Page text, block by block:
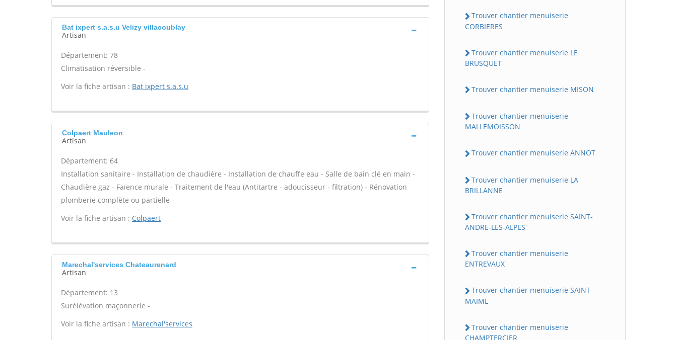
Bat ixpert s.a.s.u Velizy villacoublay
Artisan
Département: 78
Climatisation réversible -
Voir la fiche artisan : Bat ixpert s.a.s.u
Colpaert Mauleon
Artisan
Département: 64
Installation sanitaire - Installation de chaudière - Installation de chauffe eau - Salle de bain clé en main -
Chaudière gaz - Faïence murale - Traitement de l'eau (Antitartre - adoucisseur - filtration) - Rénovation
plomberie complète ou partielle -
Voir la fiche artisan : Colpaert
Marechal'services Chateaurenard
Artisan
Département: 13
Surélévation maçonnerie -
Voir la fiche artisan : Marechal'services
Trouver chantier menuiserie
CORBIERES
Trouver chantier menuiserie LE
BRUSQUET
Trouver chantier menuiserie MISON
Trouver chantier menuiserie
MALLEMOISSON
Trouver chantier menuiserie ANNOT
Trouver chantier menuiserie LA
BRILLANNE
Trouver chantier menuiserie SAINT-
ANDRE-LES-ALPES
Trouver chantier menuiserie
ENTREVAUX
Trouver chantier menuiserie SAINT-
MAIME
Trouver chantier menuiserie
CHAMPTERCIER